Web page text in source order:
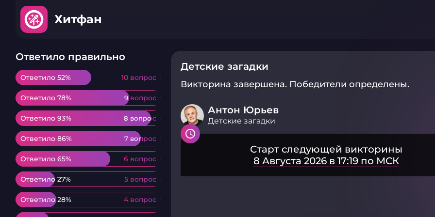
Хитфан
Ответило правильно
Ответило 52% 10 вопрос
Ответило 52% 10 вопрос
Ответило 78% 9 вопрос
Ответило 78% 9 вопрос
Ответило 93% 8 вопрос
Ответило 93% 8 вопрос
Ответило 86% 7 вопрос
Ответило 86% 7 вопрос
Ответило 65% 6 вопрос
Ответило 65% 6 вопрос
Ответило 27% 5 вопрос
Ответило 27% 5 вопрос
Ответило 28% 4 вопрос
Ответило 28% 4 вопрос
Детские загадки
Викторина завершена. Победители определены.
Антон Юрьев
Детские загадки
Старт следующей викторины
8 Августа 2026 в 17:19 по МСК